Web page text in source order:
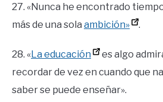
27. «Nunca he encontrado
más de una sola ambición» .
28. «La educación
es algo
recordar de vez en cuando que
saber se puede enseñar».